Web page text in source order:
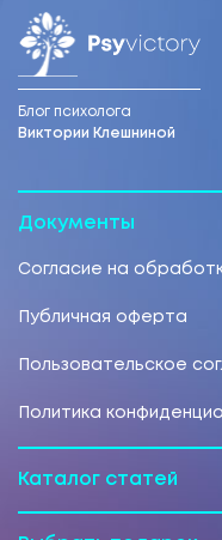
Блог психолога
Виктории Клешниной
Документы
Согласие на
Публичная оферта
Пользовательское
Политика
Каталог статей